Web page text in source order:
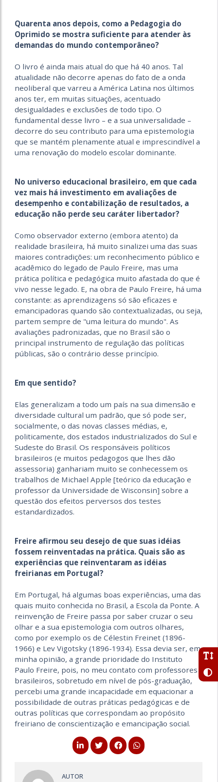
Quarenta anos depois, como a Pedagogia do
Oprimido se mostra suficiente para atender às
demandas do mundo contemporâneo?
O livro é ainda mais atual do que há 40 anos. Tal
atualidade não decorre apenas do fato de a onda
neoliberal que varreu a América Latina nos últimos
anos ter, em muitas situações, acentuado
desigualdades e exclusões de todo tipo. O
fundamental desse livro – e a sua universalidade –
decorre do seu contributo para uma epistemologia
que se mantém plenamente atual e imprescindível a
uma renovação do modelo escolar dominante.
No universo educacional brasileiro, em que cada
vez mais há investimento em avaliações de
desempenho e contabilização de resultados, a
educação não perde seu caráter libertador?
Como observador externo (embora atento) da
realidade brasileira, há muito sinalizei uma das suas
maiores contradições: um reconhecimento público e
acadêmico do legado de Paulo Freire, mas uma
prática política e pedagógica muito afastada do que é
vivo nesse legado. E, na obra de Paulo Freire, há uma
constante: as aprendizagens só são eficazes e
emancipadoras quando são contextualizadas, ou seja,
partem sempre de "uma leitura do mundo". As
avaliações padronizadas, que no Brasil são o
principal instrumento de regulação das políticas
públicas, são o contrário desse princípio.
Em que sentido?
Elas generalizam a todo um país na sua dimensão e
diversidade cultural um padrão, que só pode ser,
socialmente, o das novas classes médias, e,
politicamente, dos estados industrializados do Sul e
Sudeste do Brasil. Os responsáveis políticos
brasileiros (e muitos pedagogos que lhes dão
assessoria) ganhariam muito se conhecessem os
trabalhos de Michael Apple [teórico da educação e
professor da Universidade de Wisconsin] sobre a
questão dos efeitos perversos dos testes
estandardizados.
Freire afirmou seu desejo de que suas idéias
fossem reinventadas na prática. Quais são as
experiências que reinventaram as idéias
freirianas em Portugal?
Em Portugal, há algumas boas experiências, uma das
quais muito conhecida no Brasil, a Escola da Ponte. A
reinvenção de Freire passa por saber cruzar o seu
olhar e a sua epistemologia com outros olhares,
como por exemplo os de Célestin Freinet (1896-
1966) e Lev Vigotsky (1896-1934). Essa devia ser, em
minha opinião, a grande prioridade do Instituto
Paulo Freire, pois, no meu contato com professores
brasileiros, sobretudo em nível de pós-graduação,
percebi uma grande incapacidade em equacionar a
possibilidade de outras práticas pedagógicas e de
outras políticas que correspondam ao propósito
freiriano de conscientização e emancipação social.
AUTOR